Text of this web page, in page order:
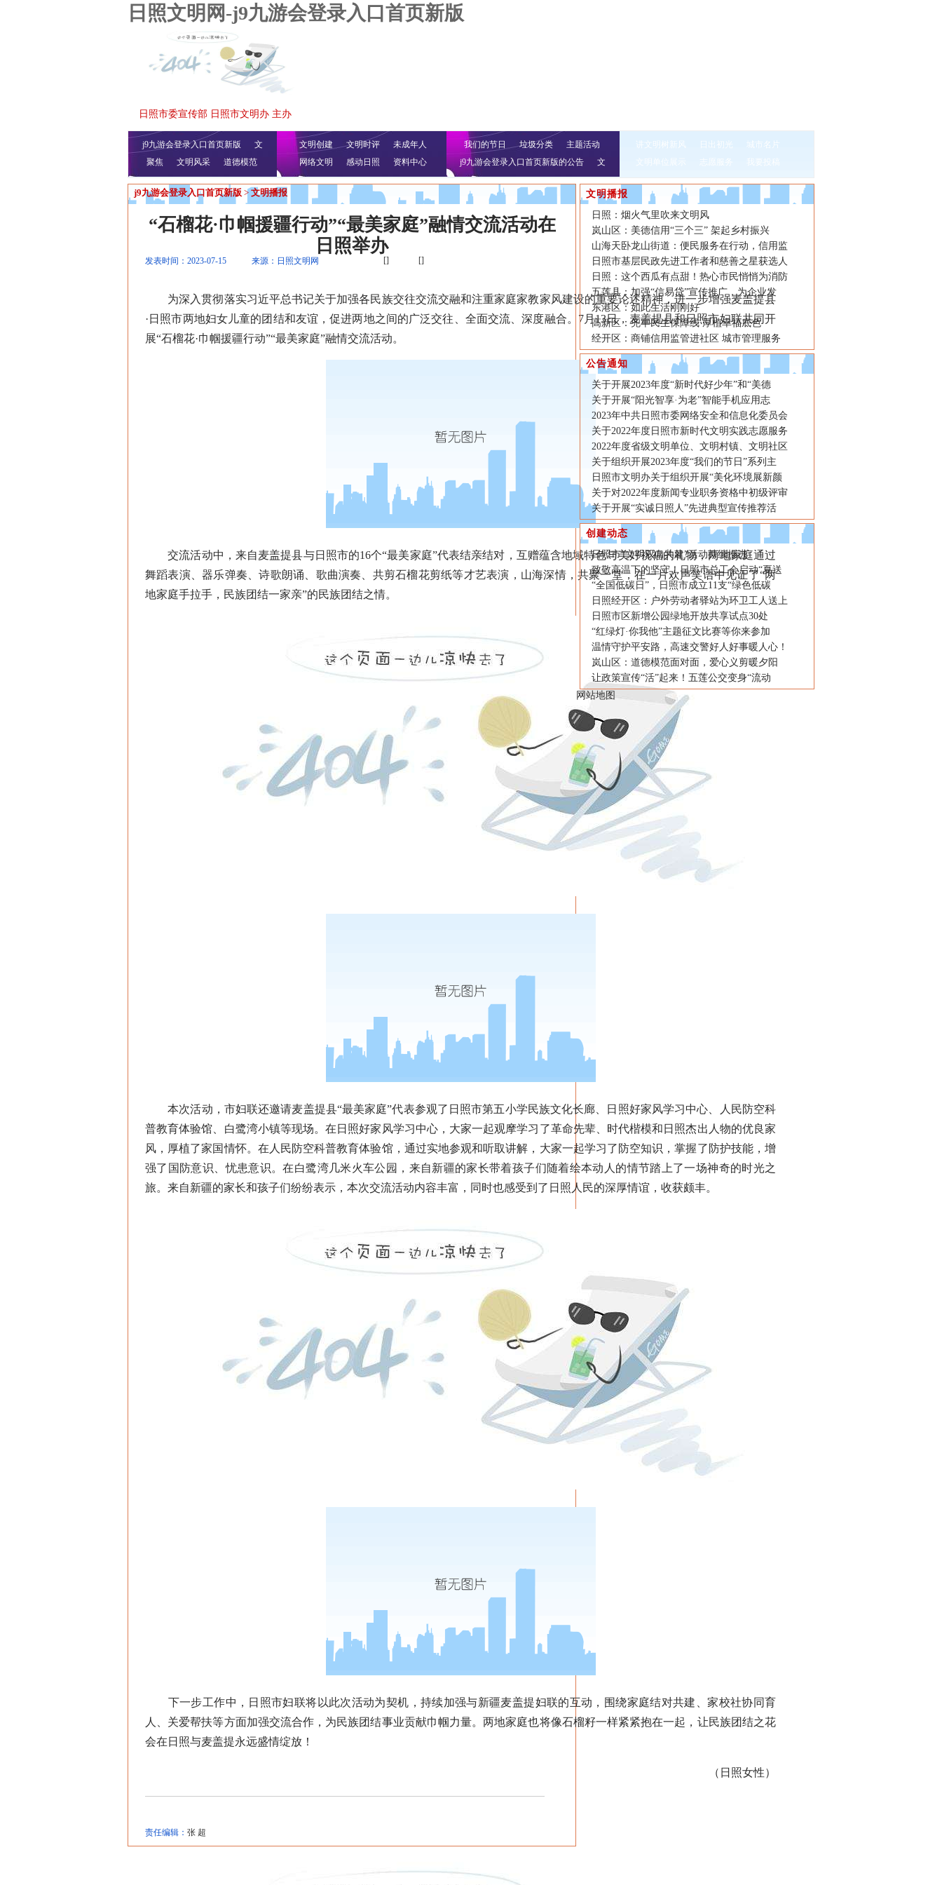
日照文明网-j9九游会登录入口首页新版
日照市委宣传部 日照市文明办 主办
j9九游会登录入口首页新版
文
明播报
公益视频
聚焦 文明风采 道德模范
文明创建 文明时评
未成年人
网络文明
感动日照 资料中心
我们的节日 垃圾分类
主题活动
j9九游会登录入口首页新版的公告
文
明行动
讲文明树新风 日出初光
城市名片
文明单位展示
志愿服务 我要投稿
j9九游会登录入口首页新版 > 文明播报
“石榴花·巾帼援疆行动”“最美家庭”融情交流活动在
日照举办
发表时间：2023-07-15 来源：日照文明网 [] []
为深入贯彻落实习近平总书记关于加强各民族交往交流交融和注重家庭家教家风建设的重要论述精神，进一步增强麦盖提县
·日照市两地妇女儿童的团结和友谊，促进两地之间的广泛交往、全面交流、深度融合。7月13日，麦盖提县和日照市妇联共同开
展“石榴花·巾帼援疆行动”“最美家庭”融情交流活动。
交流活动中，来自麦盖提县与日照市的16个“最美家庭”代表结亲结对，互赠蕴含地域特色与美好祝福的礼物，两地家庭通过
舞蹈表演、器乐弹奏、诗歌朗诵、歌曲演奏、共剪石榴花剪纸等才艺表演，山海深情，共聚一堂，在一片欢声笑语中见证了“两
地家庭手拉手，民族团结一家亲”的民族团结之情。
本次活动，市妇联还邀请麦盖提县“最美家庭”代表参观了日照市第五小学民族文化长廊、日照好家风学习中心、人民防空科
普教育体验馆、白鹭湾小镇等现场。在日照好家风学习中心，大家一起观摩学习了革命先辈、时代楷模和日照杰出人物的优良家
风，厚植了家国情怀。在人民防空科普教育体验馆，通过实地参观和听取讲解，大家一起学习了防空知识，掌握了防护技能，增
强了国防意识、忧患意识。在白鹭湾几米火车公园，来自新疆的家长带着孩子们随着绘本动人的情节踏上了一场神奇的时光之
旅。来自新疆的家长和孩子们纷纷表示，本次交流活动内容丰富，同时也感受到了日照人民的深厚情谊，收获颇丰。
下一步工作中，日照市妇联将以此次活动为契机，持续加强与新疆麦盖提妇联的互动，围绕家庭结对共建、家校社协同育
人、关爱帮扶等方面加强交流合作，为民族团结事业贡献巾帼力量。两地家庭也将像石榴籽一样紧紧抱在一起，让民族团结之花
会在日照与麦盖提永远盛情绽放！
（日照女性）
责任编辑： 张 超
文明播报
日照：烟火气里吹来文明风
岚山区：美德信用“三个三” 架起乡村振兴
山海天卧龙山街道：便民服务在行动，信用监
日照市基层民政先进工作者和慈善之星获选人
日照：这个西瓜有点甜！热心市民悄悄为消防
五莲县：加强“信易贷”宣传推广，为企业发
东港区：如此生活刚刚好
高新区：兜牢民生保障线 厚植幸福底色
经开区：商铺信用监管进社区 城市管理服务
公告通知
关于开展2023年度“新时代好少年”和“美德
关于开展“阳光智享·为老”智能手机应用志
2023年中共日照市委网络安全和信息化委员会
关于2022年度日照市新时代文明实践志愿服务
2022年度省级文明单位、文明村镇、文明社区
关于组织开展2023年度“我们的节日”系列主
日照市文明办关于组织开展“美化环境展新颜
关于对2022年度新闻专业职务资格中初级评审
关于开展“实诚日照人”先进典型宣传推荐活
创建动态
日照市“文明双向共建”活动持续推进
致敬高温下的坚守！日照市总工会启动“夏送
“全国低碳日”，日照市成立11支“绿色低碳
日照经开区：户外劳动者驿站为环卫工人送上
日照市区新增公园绿地开放共享试点30处
“红绿灯·你我他”主题征文比赛等你来参加
温情守护平安路，高速交警好人好事暖人心！
岚山区：道德模范面对面，爱心义剪暖夕阳
让政策宣传“活”起来！五莲公交变身“流动
网站地图